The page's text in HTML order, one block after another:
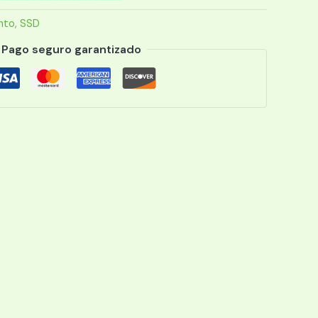
, SSD
Pago seguro garantizado